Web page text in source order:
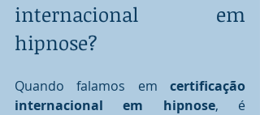
internacional em
hipnose?
Quando falamos em certificação
internacional em hipnose, é